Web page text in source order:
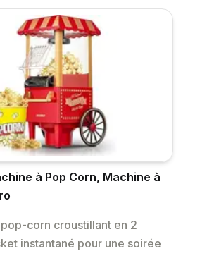
à Pop Corn, Machine à
corn croustillant en 2
instantané pour une soirée